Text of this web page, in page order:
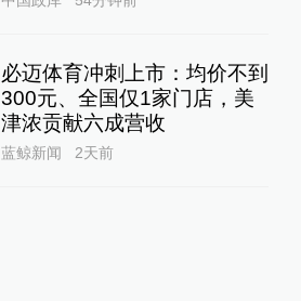
必迈体育冲刺上市：均价不到
300元、全国仅1家门店，美
津浓贡献六成营收
蓝鲸新闻 2天前